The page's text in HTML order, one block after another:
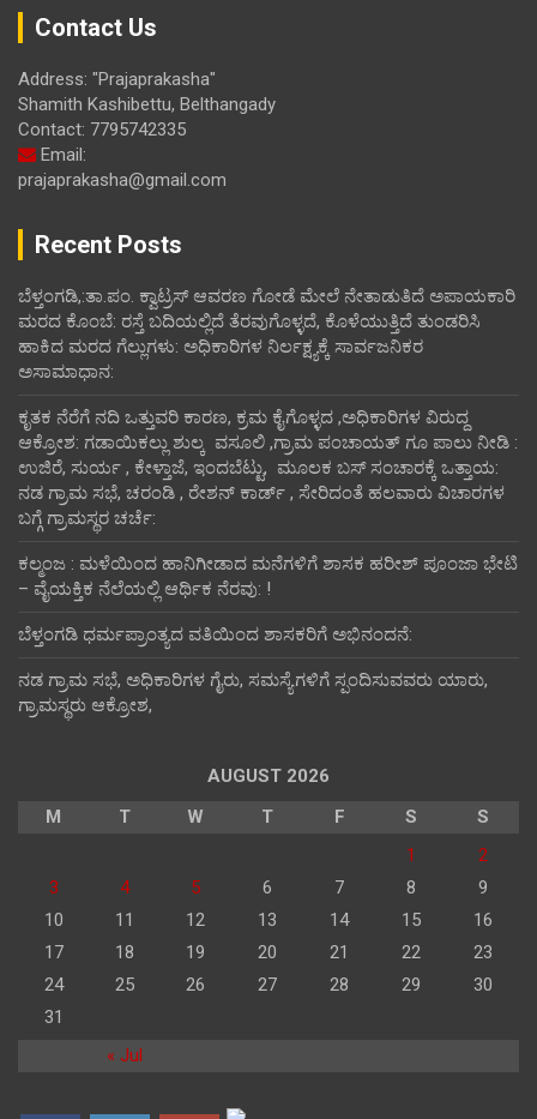
Contact Us
Address: "Prajaprakasha"
Shamith Kashibettu, Belthangady
Contact: 7795742335
Email:
prajaprakasha@gmail.com
Recent Posts
ಬೆಳ್ತಂಗಡಿ,:ತಾ.ಪಂ‌. ಕ್ವಾಟ್ರಸ್ ಆವರಣ ಗೋಡೆ ಮೇಲೆ ನೇತಾಡುತಿದೆ ಅಪಾಯಕಾರಿ
ಮರದ ಕೊಂಬೆ: ರಸ್ತೆ ಬದಿಯಲ್ಲಿದೆ ತೆರವುಗೊಳ್ಳದೆ, ಕೊಳೆಯುತ್ತಿದೆ ತುಂಡರಿಸಿ
ಹಾಕಿದ ಮರದ ಗೆಲ್ಲುಗಳು: ಅಧಿಕಾರಿಗಳ ನಿರ್ಲಕ್ಷ್ಯಕ್ಕೆ ಸಾರ್ವಜನಿಕರ
ಅಸಾಮಾಧಾನ:
ಕೃತಕ ನೆರೆಗೆ ನದಿ ಒತ್ತುವರಿ ಕಾರಣ, ಕ್ರಮ ಕೈಗೊಳ್ಳದ ,ಅಧಿಕಾರಿಗಳ ವಿರುದ್ದ
ಆಕ್ರೋಶ: ಗಡಾಯಿಕಲ್ಲು ಶುಲ್ಕ ವಸೂಲಿ ,ಗ್ರಾಮ ಪಂಚಾಯತ್ ಗೂ ಪಾಲು ನೀಡಿ :
ಉಜಿರೆ, ಸುರ್ಯ , ಕೇಳ್ತಾಜೆ, ಇಂದಬೆಟ್ಟು, ಮೂಲಕ ಬಸ್ ಸಂಚಾರಕ್ಕೆ ಒತ್ತಾಯ:
ನಡ ಗ್ರಾಮ ಸಭೆ, ಚರಂಡಿ , ರೇಶನ್ ಕಾರ್ಡ್ , ಸೇರಿದಂತೆ ಹಲವಾರು ವಿಚಾರಗಳ
ಬಗ್ಗೆ ಗ್ರಾಮಸ್ಥರ ಚರ್ಚೆ:
ಕಲ್ಮಂಜ : ಮಳೆಯಿಂದ ಹಾನಿಗೀಡಾದ ಮನೆಗಳಿಗೆ ಶಾಸಕ ಹರೀಶ್ ಪೂಂಜಾ ಭೇಟಿ
– ವೈಯಕ್ತಿಕ ನೆಲೆಯಲ್ಲಿ ಆರ್ಥಿಕ‌ ನೆರವು: !
ಬೆಳ್ತಂಗಡಿ ಧರ್ಮಪ್ರಾಂತ್ಯದ ವತಿಯಿಂದ ಶಾಸಕರಿಗೆ ಅಭಿನಂದನೆ:
ನಡ ಗ್ರಾಮ ಸಭೆ, ಅಧಿಕಾರಿಗಳ ಗೈರು, ಸಮಸ್ಯೆಗಳಿಗೆ ಸ್ಪಂದಿಸುವವರು ಯಾರು,
ಗ್ರಾಮಸ್ಥರು ಆಕ್ರೋಶ,
AUGUST 2026
M
T W T F S S
« Jul
1
2
3
4 5 6 7 8
9
10
11 12 13 14 15
16
17
18 19 20 21 22
23
24
25 26 27 28 29
30
31